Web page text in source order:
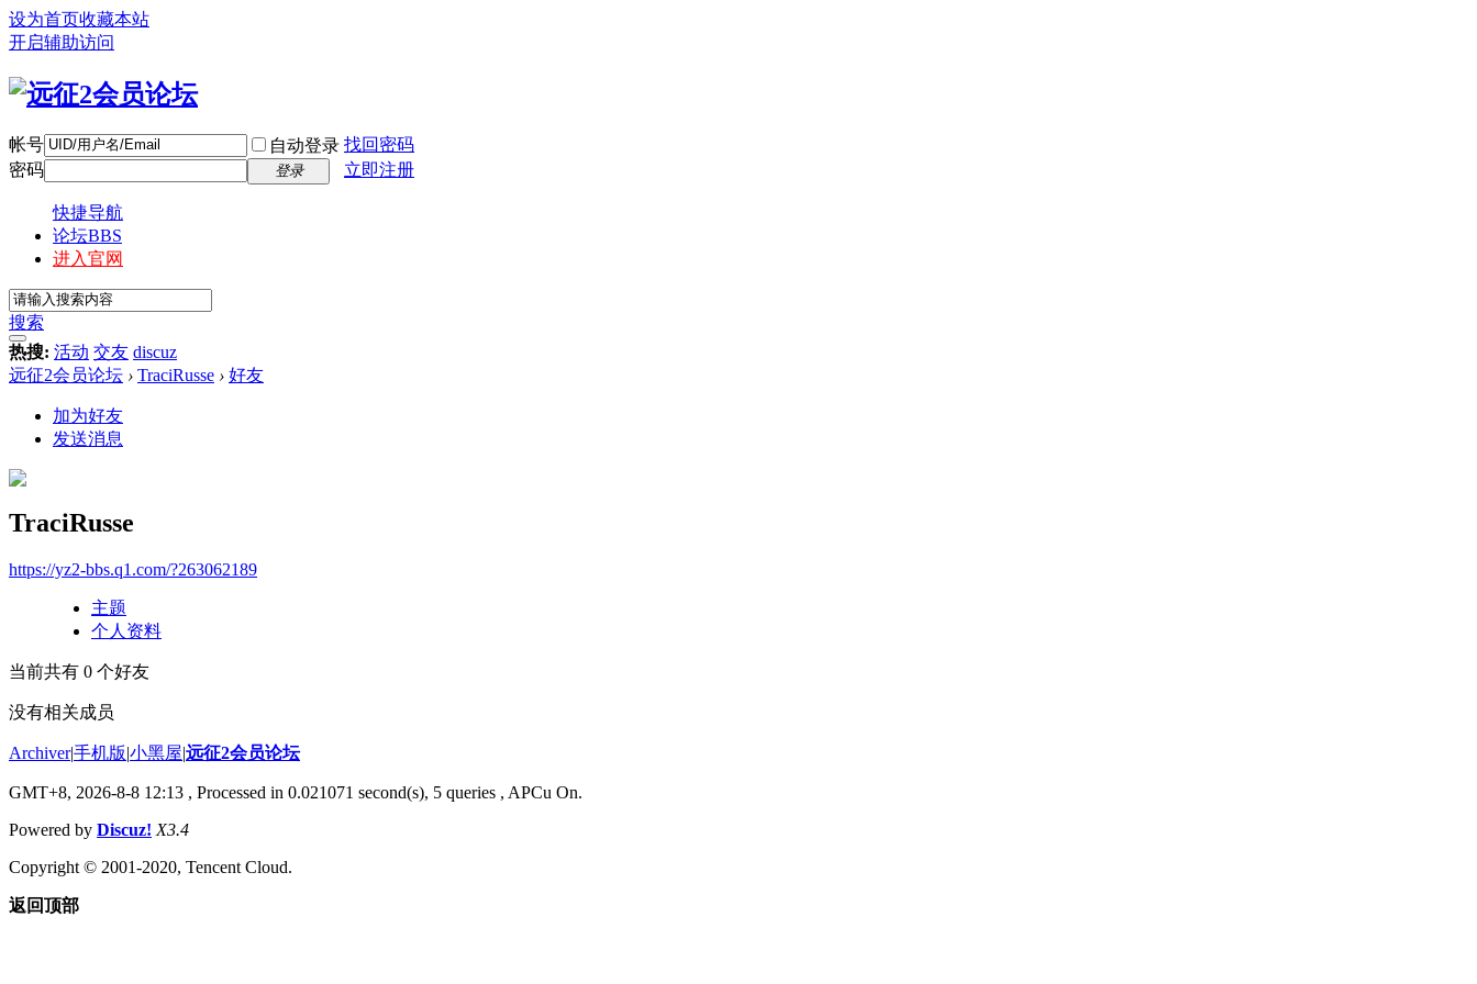
设为首页收藏本站
开启辅助访问
帐号 自动登录 找回密码
密码
登录 立即注册
快捷导航
论坛BBS
进入官网
搜索
热搜: 活动 交友 discuz
远征2会员论坛 › TraciRusse › 好友
加为好友
发送消息
TraciRusse
https://yz2-bbs.q1.com/?263062189
主题
个人资料
当前共有 0 个好友
没有相关成员
Archiver|手机版|小黑屋|远征2会员论坛
GMT+8, 2026-8-8 12:13 , Processed in 0.021071 second(s), 5 queries , APCu On.
Powered by Discuz! X3.4
Copyright © 2001-2020, Tencent Cloud.
返回顶部